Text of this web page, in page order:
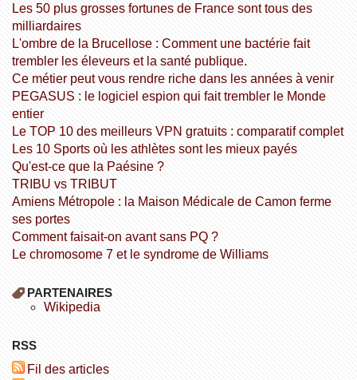
Les 50 plus grosses fortunes de France sont tous des
milliardaires
L'ombre de la Brucellose : Comment une bactérie fait
trembler les éleveurs et la santé publique.
Ce métier peut vous rendre riche dans les années à venir
PEGASUS : le logiciel espion qui fait trembler le Monde
entier
Le TOP 10 des meilleurs VPN gratuits : comparatif complet
Les 10 Sports où les athlètes sont les mieux payés
Qu'est-ce que la Paésine ?
TRIBU vs TRIBUT
Amiens Métropole : la Maison Médicale de Camon ferme
ses portes
Comment faisait-on avant sans PQ ?
Le chromosome 7 et le syndrome de Williams
PARTENAIRES
wikipedia
RSS
Fil des articles